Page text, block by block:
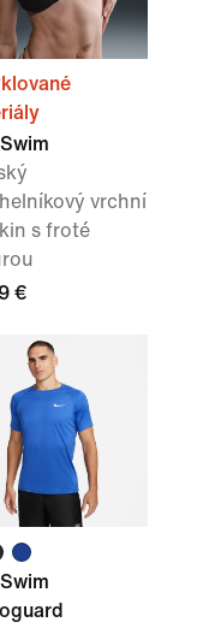
vrchní
s froté
€